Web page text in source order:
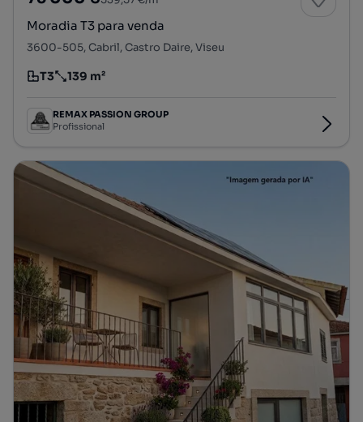
Moradia T3 para venda
3600-505, Cabril, Castro Daire, Viseu
Tipologia
T3
Preço por metro quadrado
139 m²
REMAX PASSION GROUP
Profissional